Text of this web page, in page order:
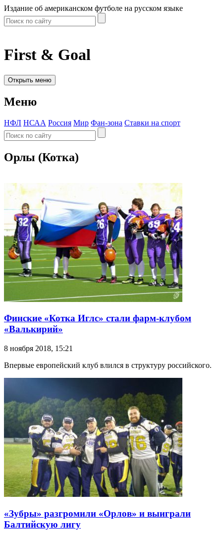
Издание об американском футболе на русском языке
First & Goal
Открыть меню
Меню
НФЛ НСАА Россия Мир Фан-зона Ставки на спорт
Орлы (Котка)
Финские «Котка Иглс» стали фарм-клубом
«Валькирий»
8 ноября 2018, 15:21
Впервые европейский клуб влился в структуру российского.
«Зубры» разгромили «Орлов» и выиграли
Балтийскую лигу